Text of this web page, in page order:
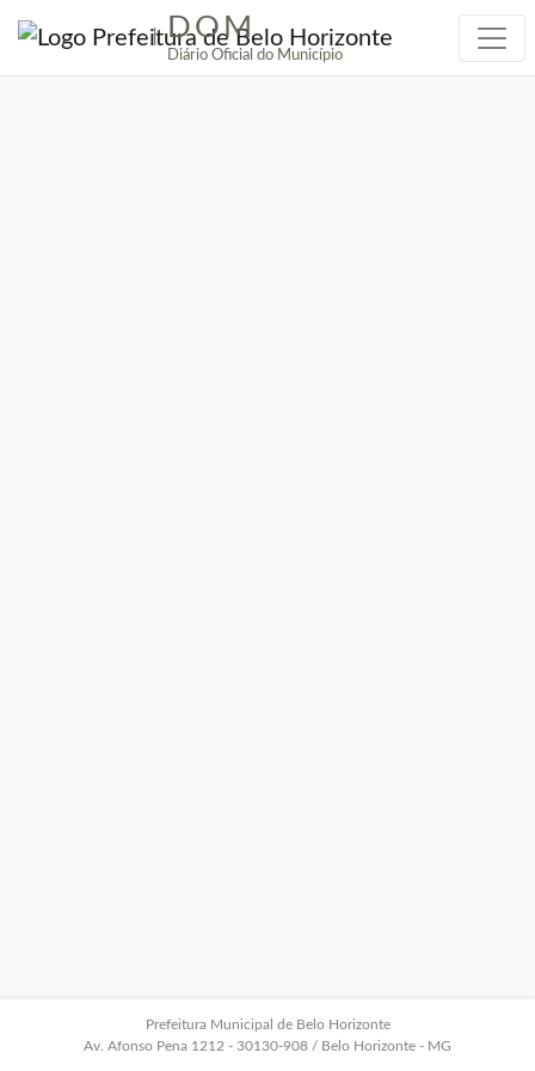
| DOM
Diário Oficial do Município
Prefeitura Municipal de Belo Horizonte
Av. Afonso Pena 1212 - 30130-908 / Belo Horizonte - MG